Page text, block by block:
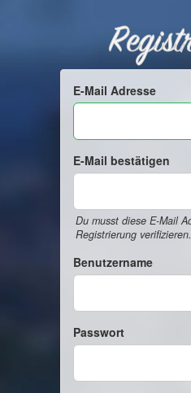
E-Mail Adresse
E-Mail bestätigen
Du musst diese E-Mail
Registrierung verifizieren.
Benutzername
Passwort